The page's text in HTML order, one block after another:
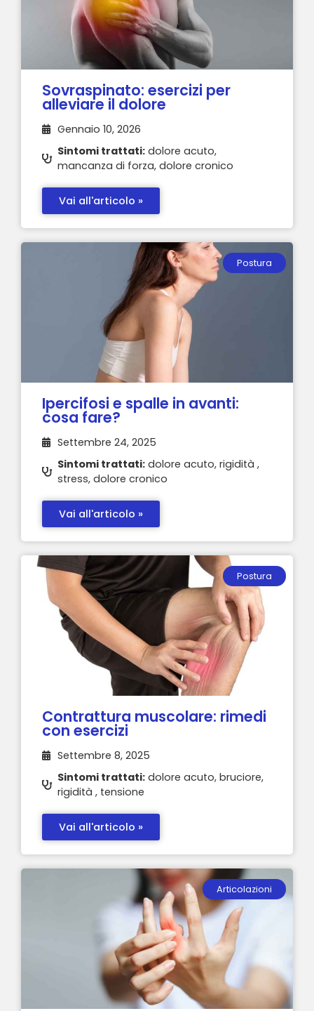
Sovraspinato: esercizi per
alleviare il dolore
Gennaio 10, 2026
Sintomi trattati: dolore acuto,
mancanza di forza, dolore cronico
Vai all'articolo »
Postura
Ipercifosi e spalle in avanti:
cosa fare?
Settembre 24, 2025
Sintomi trattati: dolore acuto, rigidità ,
stress, dolore cronico
Vai all'articolo »
Postura
Contrattura muscolare: rimedi
con esercizi
Settembre 8, 2025
Sintomi trattati: dolore acuto, bruciore,
rigidità , tensione
Vai all'articolo »
Articolazioni